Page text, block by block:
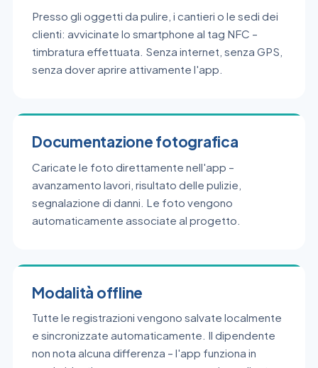
Presso gli oggetti da pulire, i cantieri o le sedi dei
clienti: avvicinate lo smartphone al tag NFC –
timbratura effettuata. Senza internet, senza GPS,
senza dover aprire attivamente l'app.
Documentazione fotografica
Caricate le foto direttamente nell'app –
avanzamento lavori, risultato delle pulizie,
segnalazione di danni. Le foto vengono
automaticamente associate al progetto.
Modalità offline
Tutte le registrazioni vengono salvate localmente
e sincronizzate automaticamente. Il dipendente
non nota alcuna differenza – l'app funziona in